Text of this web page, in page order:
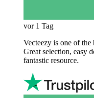
vor 1 Tag
Vecteezy is one of the
Great selection, easy
fantastic resource.